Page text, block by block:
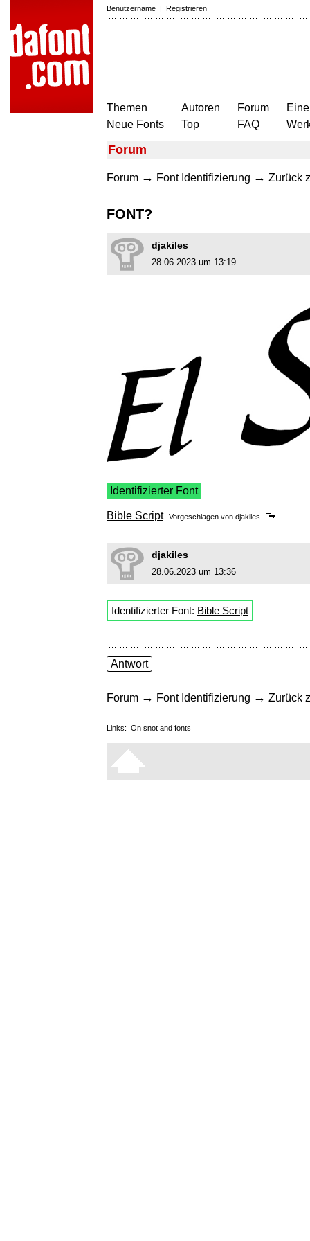
Benutzername | Registrieren
Themen
Neue Fonts
Autoren
Top
Forum
FAQ
Forum
Forum → Font Identifizierung → Zurück
FONT?
djakiles
28.06.2023 um 13:19
Identifizierter Font
Bible Script Vorgeschlagen von djakiles
djakiles
28.06.2023 um 13:36
Identifizierter Font: Bible Script
Antwort
Forum → Font Identifizierung → Zurück
Links: On snot and fonts